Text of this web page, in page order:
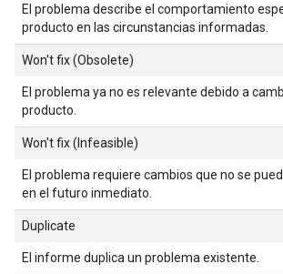
El problema describe el comportamiento
producto en las circunstancias informadas.
Won't fix (Obsolete)
El problema ya no es relevante debido a
producto.
Won't fix (Infeasible)
El problema requiere cambios que no se
en el futuro inmediato.
Duplicate
El informe duplica un problema existente.